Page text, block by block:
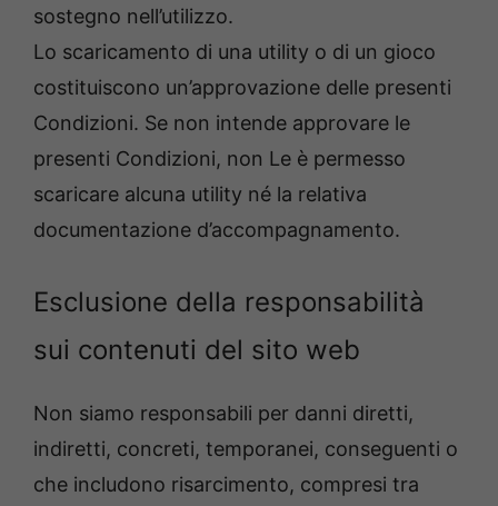
sostegno nell’utilizzo.
Lo scaricamento di una utility o di un gioco
costituiscono un’approvazione delle presenti
Condizioni. Se non intende approvare le
presenti Condizioni, non Le è permesso
scaricare alcuna utility né la relativa
documentazione d’accompagnamento.
Esclusione della responsabilità
sui contenuti del sito web
Non siamo responsabili per danni diretti,
indiretti, concreti, temporanei, conseguenti o
che includono risarcimento, compresi tra